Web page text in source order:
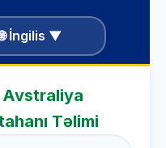
çox Dillər ▼ 🌐 İngilis ▼
Avstraliya
Təlimi